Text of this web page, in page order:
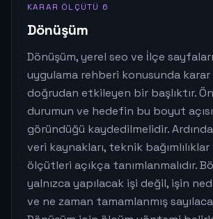
KARAR ÖLÇÜTÜ 6
Dönüşüm
Dönüşüm, yerel seo ve i̇lçe
uygulama rehberi konusunda
doğrudan etkileyen bir başlıktır.
durumun ve hedefin bu boyut
göründüğü kaydedilmelidir.
veri kaynakları, teknik
ölçütleri açıkça tanımlanmalıdır.
yalnızca yapılacak işi değil, işin
ve ne zaman tamamlanmış